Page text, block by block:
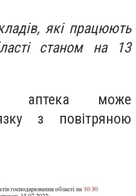
які працюють
станом на
13
аптека може
з повітряною